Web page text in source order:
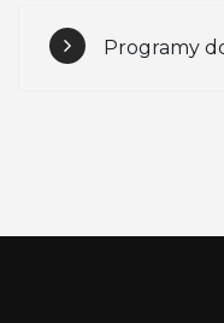
Programy